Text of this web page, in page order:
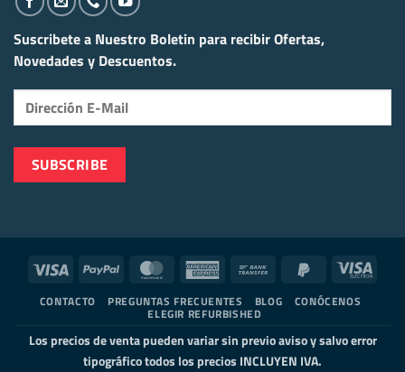
Suscribete a Nuestro Boletin para recibirOfertas,
Novedades y Descuentos.
Visa PayPal MasterCard American
PayPal
Visa
CONTACTO PREGUNTAS FRECUENTES BLOG CONÓCENOS
ELEGIR REFURBISHED
Los precios de venta pueden variar sin previo aviso y salvo error
tipográfico todos los precios INCLUYEN IVA.